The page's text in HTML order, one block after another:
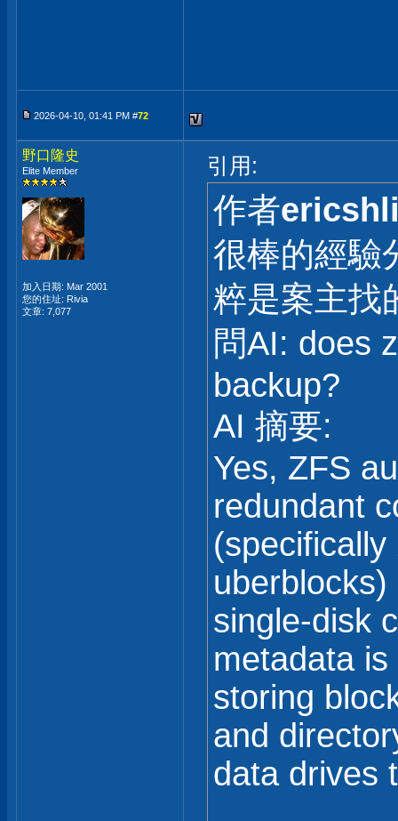
2026-04-10, 01:41 PM #72
野口隆史
Elite Member
加入日期: Mar 2001
您的住址: Rivia
文章: 7,077
引用:
作者
很棒的經驗
粹是案主找
問AI: does
backup?
AI 摘要:
Yes, ZFS
redundant
single-disk
metadata
storing
and
data drives